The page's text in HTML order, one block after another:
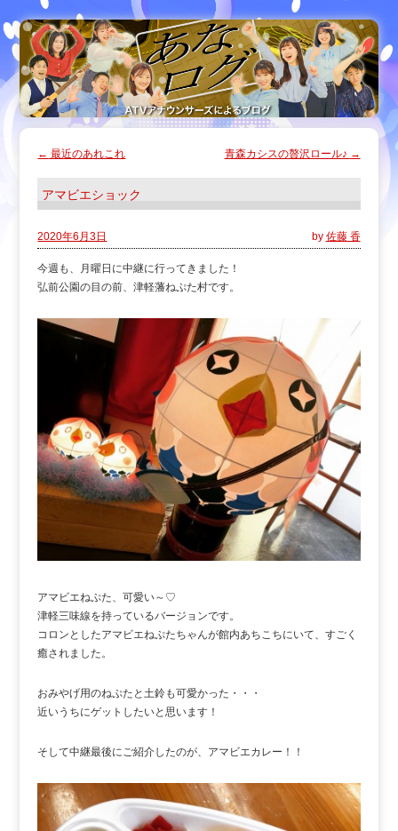
← 最近のあれこれ 青森カシスの贅沢ロール♪ →
アマビエショック
2020年6月3日 by 佐藤 香
今週も、月曜日に中継に行ってきました！
弘前公園の目の前、津軽藩ねぷた村です。
アマビエねぷた、可愛い～♡
津軽三味線を持っているバージョンです。
コロンとしたアマビエねぷたちゃんが館内あちこちにいて、すごく
癒されました。
おみやげ用のねぷたと土鈴も可愛かった・・・
近いうちにゲットしたいと思います！
そして中継最後にご紹介したのが、アマビエカレー！！